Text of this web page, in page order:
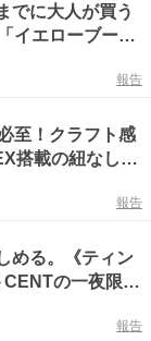
でに大人が買う
イエローブー
」が防水仕様に
報告
至！クラフト感
搭載の紐なしテ
」を徹底解剖
報告
める。《ティン
の一夜限り
開催
報告